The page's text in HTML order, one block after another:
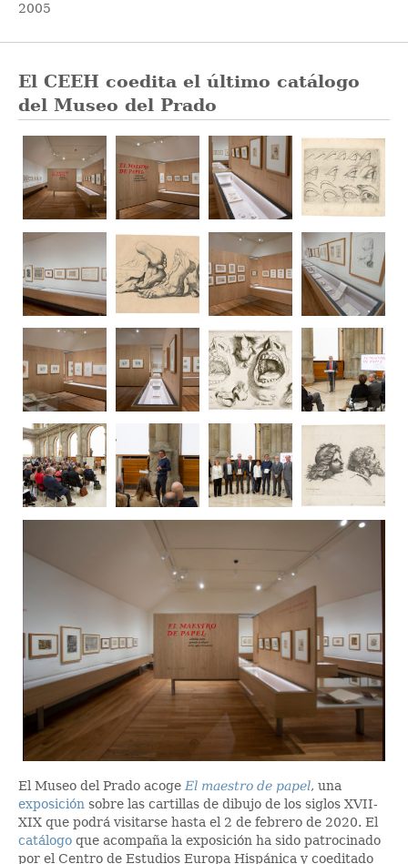
2005
El CEEH coedita el último catálogo
del Museo del Prado
El Museo del Prado acoge El maestro de papel, una
exposición sobre las cartillas de dibujo de los siglos XVII-
XIX que podrá visitarse hasta el 2 de febrero de 2020. El
catálogo que acompaña la exposición ha sido patrocinado
por el Centro de Estudios Europa Hispánica y coeditado